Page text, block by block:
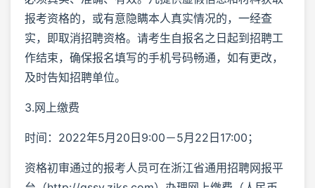
报考资格的，或有意隐瞒本人真实情况的，一经查
实，即取消招聘资格。请考生自报名之日起到招聘工
作结束，确保报名填写的手机号码畅通，如有更改，
及时告知招聘单位。
3.网上缴费
时间：2022年5月20日9:00－5月22日17:00；
资格初审通过的报考人员可在浙江省通用招聘网报平